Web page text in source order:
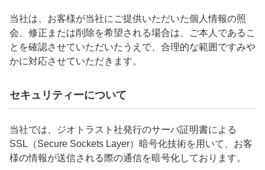
当社は、お客様が当社にご提供いただいた個人情報の照
会、修正または削除を希望される場合は、ご本人であるこ
とを確認させていただいたうえで、合理的な範囲ですみや
かに対応させていただきます。
セキュリティーについて
当社では、ジオトラスト社発行のサーバ証明書による
SSL（Secure Sockets Layer）暗号化技術を用いて、お客
様の情報が送信される際の通信を暗号化しております。